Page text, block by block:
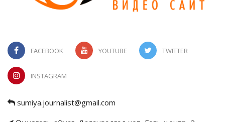
FACEBOOK YOUTUBE TWITTER
INSTAGRAM
sumiya.journalist@gmail.com